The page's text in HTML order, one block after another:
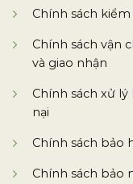
Chính sách
Chính sách vận
và giao nhận
Chính sách xử lý
nại
Chính sách bảo
Chính sách bảo